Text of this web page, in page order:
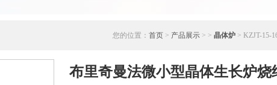
您的位置： 首页 > 产品展示 > > 晶体炉 > KZJT-15-
布里奇曼法微小型晶体生长炉烧